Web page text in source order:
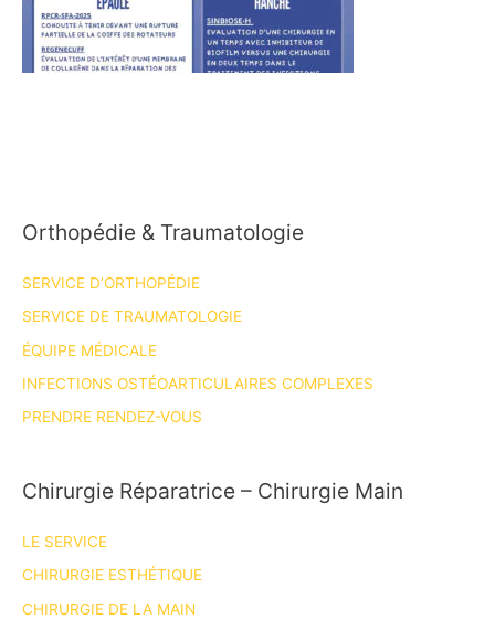
Orthopédie & Traumatologie
SERVICE D’ORTHOPÉDIE
SERVICE DE TRAUMATOLOGIE
ÉQUIPE MÉDICALE
INFECTIONS OSTÉOARTICULAIRES COMPLEXES
PRENDRE RENDEZ-VOUS
Chirurgie Réparatrice – Chirurgie Main
LE SERVICE
CHIRURGIE ESTHÉTIQUE
CHIRURGIE DE LA MAIN